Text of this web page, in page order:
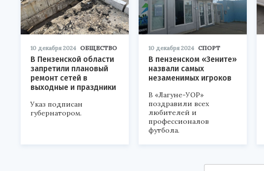
10 декабря 2024 ОБЩЕСТВО
В Пензенской области
запретили плановый
ремонт сетей в
выходные и праздники
Указ подписан
губернатором.
10 декабря 2024 СПОРТ
В пензенском «Зените»
назвали самых
незаменимых игроков
В «Лагуне-УОР»
поздравили всех
любителей и
профессионалов
футбола.